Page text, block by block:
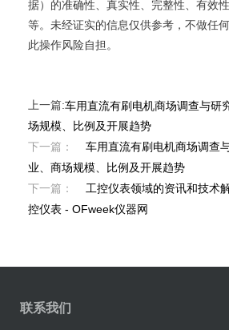
据）的准确性、真实性、完整性、有效
等。未经证实的信息仅供参考，不做任
此操作风险自担。
上一篇:车用直流有刷电机商场调查与研
场规模、比例及开展趋势
下一篇：
车用直流有刷电机商场调查
业、商场规模、比例及开展趋势
下一篇：
工控仪表领域的资讯和技术
控仪表 - OFweek仪器网
联系我们